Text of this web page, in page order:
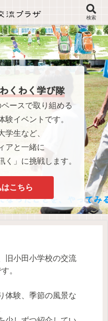
くわく学び隊
ースで取り組める
験イベントです。
学生など、
アと一緒に
く」に挑戦します。
こちら
旧小田小学校の交流
。
体験、季節の風景な
検索